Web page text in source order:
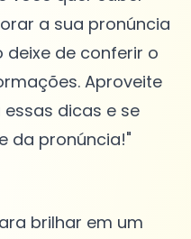
a sua pronúncia
deixe de conferir o
Aproveite
dicas e se
brilhar em um